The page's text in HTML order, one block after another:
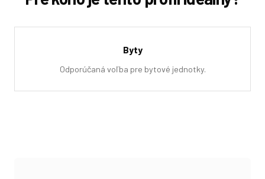
Byty
Odporúčaná voľba pre bytové jednotky.